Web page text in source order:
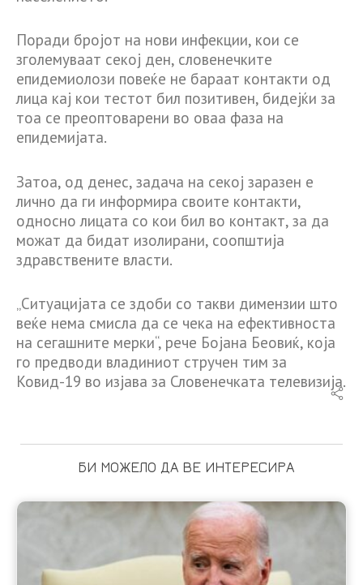
Поради бројот на нови инфекции, кои се
зголемуваат секој ден, словенечките
епидемиолози повеќе не бараат контакти од
лица кај кои тестот бил позитивен, бидејќи за
тоа се преоптоварени во оваа фаза на
епидемијата.
Затоа, од денес, задача на секој заразен е
лично да ги информира своите контакти,
односно лицата со кои бил во контакт, за да
можат да бидат изолирани, соопштија
здравствените власти.
„Ситуацијата се здоби со такви димензии што
веќе нема смисла да се чека на ефективноста
на сегашните мерки“, рече Бојана Беовиќ, која
го предводи владиниот стручен тим за
Ковид-19 во изјава за Словенечката телевизија.
БИ МОЖЕЛО ДА ВЕ ИНТЕРЕСИРА